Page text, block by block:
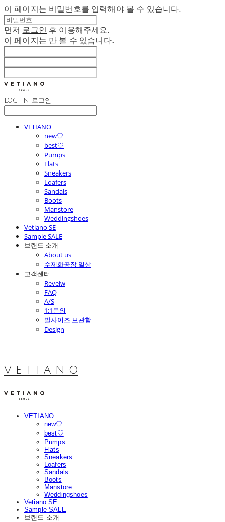
이 페이지는 비밀번호를 입력해야 볼 수 있습니다.
먼저 로그인 후 이용해주세요.
이 페이지는 만 볼 수 있습니다.
LOG IN 로그인
VETIANO
new♡
best♡
Pumps
Flats
Sneakers
Loafers
Sandals
Boots
Manstore
Weddingshoes
Vetiano SE
Sample SALE
브랜드 소개
About us
수제화공장 일상
고객센터
Reveiw
FAQ
A/S
1:1문의
발사이즈 보관함
Design
V E T I A N O
VETIANO
new♡
best♡
Pumps
Flats
Sneakers
Loafers
Sandals
Boots
Manstore
Weddingshoes
Vetiano SE
Sample SALE
브랜드 소개